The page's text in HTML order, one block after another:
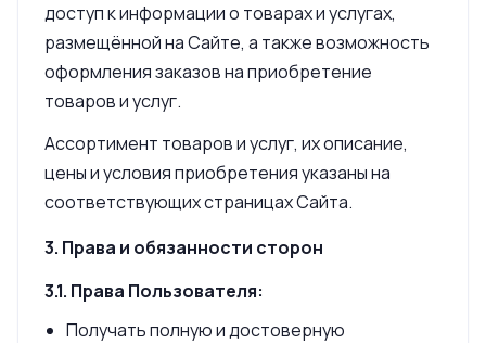
доступ к информации о товарах и услугах,
размещённой на Сайте, а также возможность
оформления заказов на приобретение
товаров и услуг.
Ассортимент товаров и услуг, их описание,
цены и условия приобретения указаны на
соответствующих страницах Сайта.
3. Права и обязанности сторон
3.1. Права Пользователя:
Получать полную и достоверную